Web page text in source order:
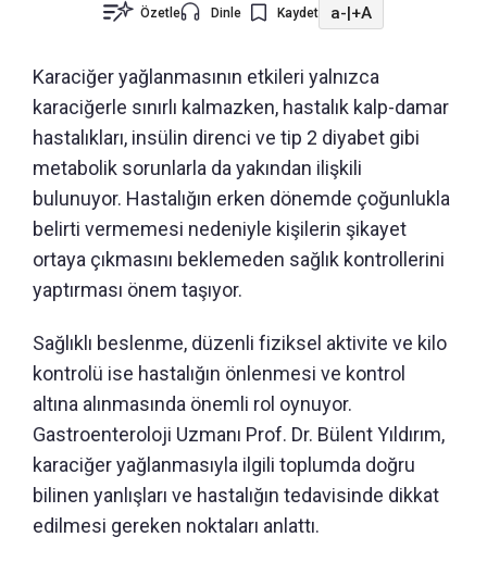
Özetle Dinle Kaydet a-|+A
Karaciğer yağlanmasının etkileri yalnızca
karaciğerle sınırlı kalmazken, hastalık kalp-damar
hastalıkları, insülin direnci ve tip 2 diyabet gibi
metabolik sorunlarla da yakından ilişkili
bulunuyor. Hastalığın erken dönemde çoğunlukla
belirti vermemesi nedeniyle kişilerin şikayet
ortaya çıkmasını beklemeden sağlık kontrollerini
yaptırması önem taşıyor.
Sağlıklı beslenme, düzenli fiziksel aktivite ve kilo
kontrolü ise hastalığın önlenmesi ve kontrol
altına alınmasında önemli rol oynuyor.
Gastroenteroloji Uzmanı Prof. Dr. Bülent Yıldırım,
karaciğer yağlanmasıyla ilgili toplumda doğru
bilinen yanlışları ve hastalığın tedavisinde dikkat
edilmesi gereken noktaları anlattı.